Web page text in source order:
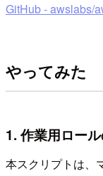
GitHub - awslabs/
やってみた
1. 作業用ロー
本スクリプトは、